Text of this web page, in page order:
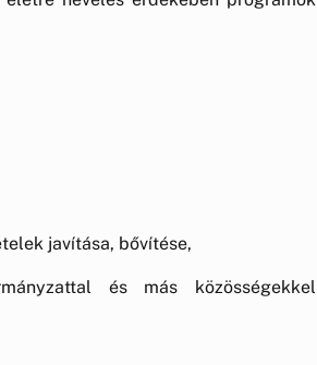
javítása, bővítése,
és más közösségekkel